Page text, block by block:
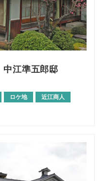
江準五郎邸
ロケ地
近江商人